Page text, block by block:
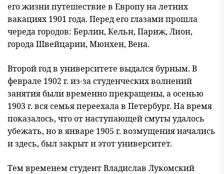
его жизни путешествие в Европу на летних
вакациях 1901 года. Перед его глазами прошла
череда городов: Берлин, Кельн, Париж, Лион,
города Швейцарии, Мюнхен, Вена.
Второй год в университете выдался бурным. В
феврале 1902 г. из-за студенческих волнений
занятия были временно прекращены, а осенью
1903 г. вся семья переехала в Петербург. На время
показалось, что от наступающей смуты удалось
убежать, но в январе 1905 г. возмущения начались
и здесь, был закрыт и этот университет.
Тем временем студент Владислав Лукомский